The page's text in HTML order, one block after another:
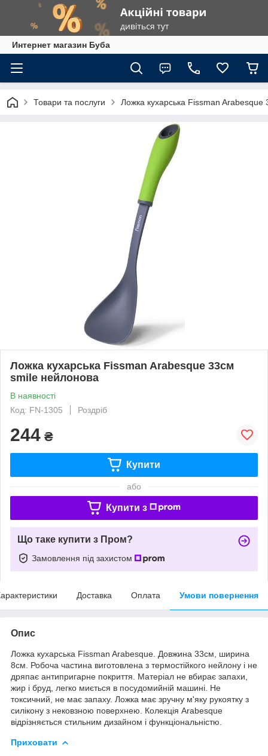
Интернет магазин Буба
Товари та послуги Ложка кухарська Fissman
Ложка кухарська Fissman Arabesque 33см
smile нейлонова
В наявності
Код: FN-1305
Роздріб
244 ₴
Купити
або
Купити з
Що таке купити з Пром?
Замовлення під захистом
Доставка Оплата Умови повернення
Опис
Ложка кухарська Fissman Arabesque. Довжина 33см, ширина
8см. Робоча частина виготовлена з термостійкого нейлону і не
дряпає антипригарне покриття. Матеріал не вбирає запахи,
жир і бруд, легко миється в посудомийній машині. Не
токсичний, не має запаху. Ложка має зручну м'яку рукоятку з
силікону з нековзною поверхнею. Колекція Arabesque
відрізняється стильним дизайном і функціональністю.
Приховати